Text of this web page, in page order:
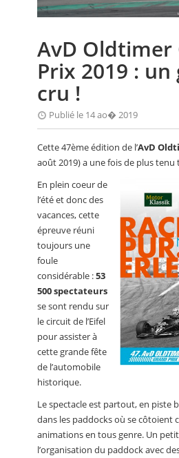
ANNUAIRES
PETITES ANNONCES
AvD Oldtimer
Prix 2019 : un
cru !
Publié le 14 ao� 2019
Cette 47ème édition de l’AvD
août 2019) a une fois de plus tenu
En plein coeur de
l’été et donc des
vacances, cette
épreuve réuni
toujours une
foule
considérable :53
500 spectateurs
se sont rendu sur
le circuit de l’Eifel
pour assister à
cette grande fête
de l’automobile
historique.
Le spectacle est partout, en piste
dans les paddocks où se côtoient
animations en tous genre. Un
l’organisation du paddock avec